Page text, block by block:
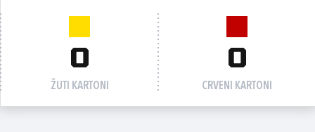
0
ŽUTI KARTONI
0
CRVENI KARTONI